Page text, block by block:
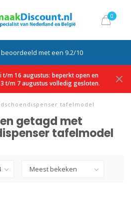
0
met een 9.2/10
t/m 16 augustus: beperkt open en
t/m 7 augustus volledig gesloten.
tafelmodel
getagd met
tafelmodel